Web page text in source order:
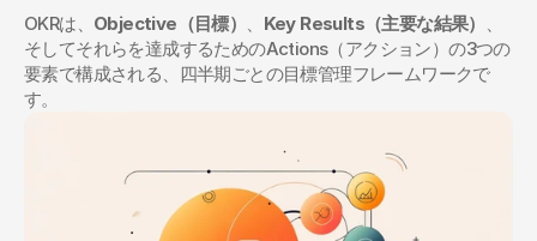
OKRは、 Objective（目標） 、 Key Results（主要な結果） 、
そしてそれらを達成するためのActions（アクション）の3つの
要素で構成される、四半期ごとの目標管理フレームワークで
す。